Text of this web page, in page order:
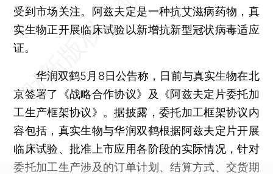
受到市场关注。阿兹夫定是一种抗艾滋病药物，真
实生物正开展临床试验以新增抗新型冠状病毒适应
证。
华润双鹤5月8日公告称，日前与真实生物在北
京签署了《战略合作协议》及《阿兹夫定片委托加
工生产框架协议》。据披露，委托加工框架协议内
容包括，真实生物与华润双鹤根据阿兹夫定片开展
临床试验、批准上市应用各阶段的实际情况，针对
委托加工生产涉及的订单计划、结算方式、交货期